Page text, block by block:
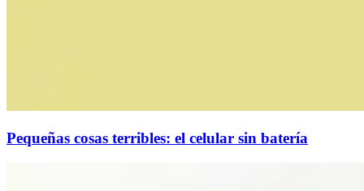
Pequeñas cosas terribles: el celular sin batería